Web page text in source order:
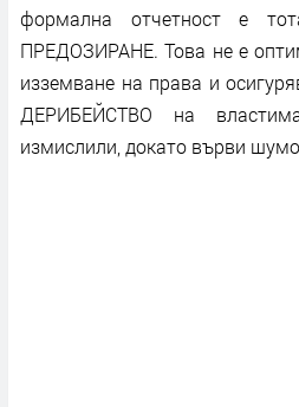
формална отчетност е
ПРЕДОЗИРАНЕ. Това не е
изземване на права и
ДЕРИБЕЙСТВО на
измислили, докато върви